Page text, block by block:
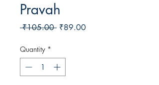
Pravah
₹105.00 Regular
₹89.00Sale
Quantity *